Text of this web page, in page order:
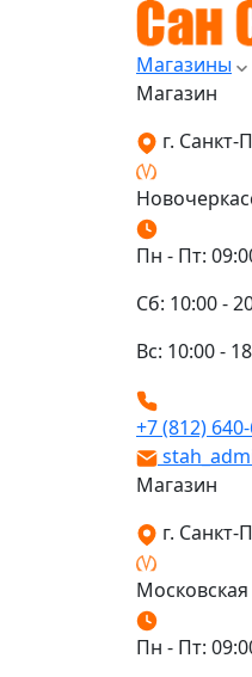
Магазины
Магазин
г. Санкт-
Пн - Пт:
Сб: 10:00 -
Вс: 10:00 -
+7 (812)
Магазин
г. Санкт-
Московская
Пн - Пт: